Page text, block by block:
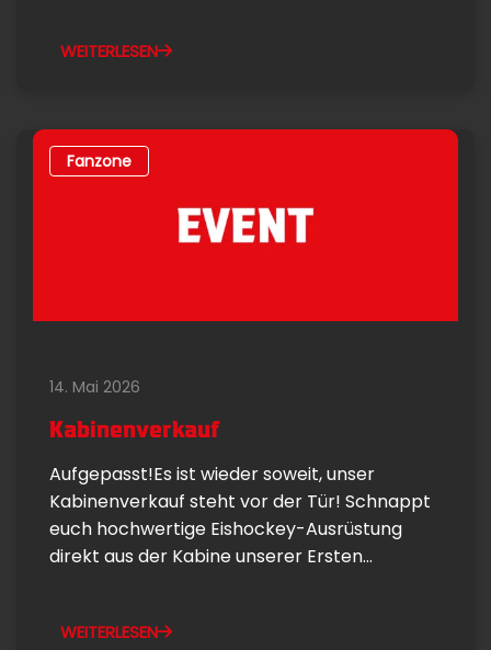
WEITERLESEN
Fanzone
14. Mai 2026
Kabinenverkauf
Aufgepasst!Es ist wieder soweit, unser
Kabinenverkauf steht vor der Tür! Schnappt
euch hochwertige Eishockey-Ausrüstung
direkt aus der Kabine unserer Ersten...
WEITERLESEN